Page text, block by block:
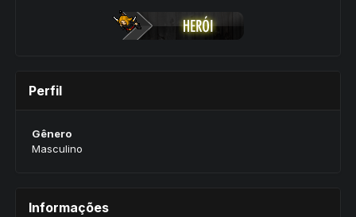
Perfil
Gênero
Masculino
Informações